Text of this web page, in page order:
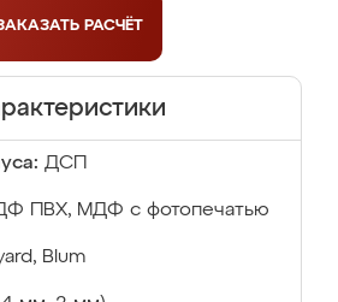
РАСЧЁТ
ДСП
ПВХ, МДФ с фотопечатью
Blum